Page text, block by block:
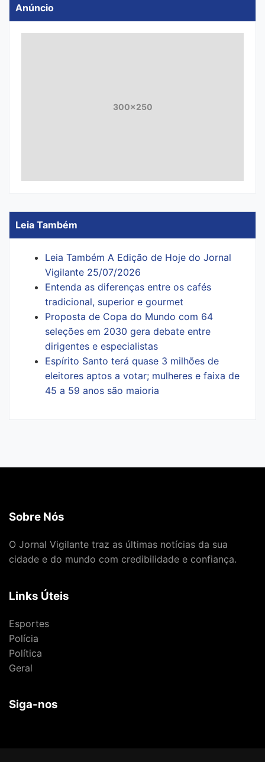
Anúncio
300x250
Leia Também
Leia Também A Edição de Hoje do Jornal
Vigilante 25/07/2026
Entenda as diferenças entre os cafés
tradicional, superior e gourmet
Proposta de Copa do Mundo com 64
seleções em 2030 gera debate entre
dirigentes e especialistas
Espírito Santo terá quase 3 milhões de
eleitores aptos a votar; mulheres e faixa de
45 a 59 anos são maioria
Sobre Nós
O Jornal Vigilante traz as últimas notícias da sua
cidade e do mundo com credibilidade e confiança.
Links Úteis
Esportes
Polícia
Política
Geral
Siga-nos